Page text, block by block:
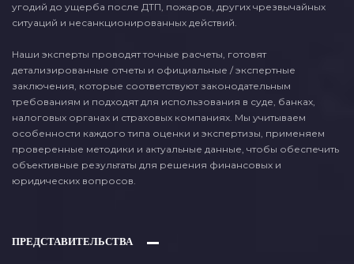
угодий до ущерба после ДТП, пожаров, других чрезвычайных
ситуаций и несанкционированных действий.
Наши эксперты проводят точные расчеты, готовят
детализированные отчеты и официальные / экспертные
заключения, которые соответствуют законодательным
требованиям и подходят для использования в суде, банках,
налоговых органах и страховых компаниях. Мы учитываем
особенности каждого типа оценки и экспертизы, применяем
проверенные методики и актуальные данные, чтобы обеспечить
объективные результаты для решения финансовых и
юридических вопросов.
ПРЕДСТАВИТЕЛЬСТВА